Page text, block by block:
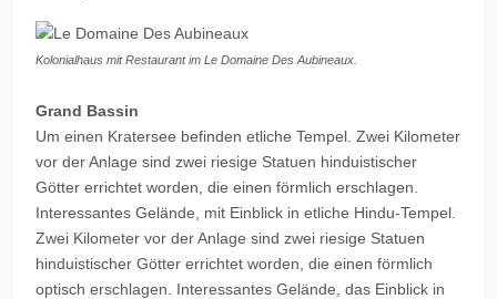
Kolonialhaus mit Restaurant im Le Domaine Des Aubineaux.
Grand Bassin
Um einen Kratersee befinden etliche Tempel. Zwei Kilometer
vor der Anlage sind zwei riesige Statuen hinduistischer
Götter errichtet worden, die einen förmlich erschlagen.
Interessantes Gelände, mit Einblick in etliche Hindu-Tempel.
Zwei Kilometer vor der Anlage sind zwei riesige Statuen
hinduistischer Götter errichtet worden, die einen förmlich
optisch erschlagen. Interessantes Gelände, das Einblick in